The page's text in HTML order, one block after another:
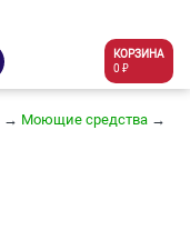
КОРЗИНА
0 ₽
→ Моющие средства →